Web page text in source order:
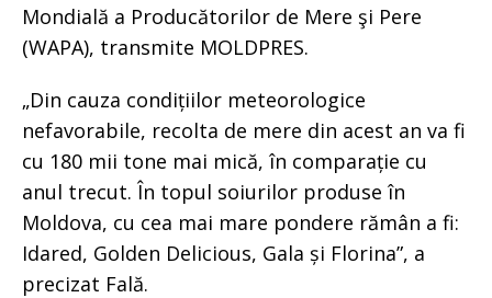
Mondială a Producătorilor de Mere şi Pere
(WAPA), transmite MOLDPRES.
„Din cauza condițiilor meteorologice
nefavorabile, recolta de mere din acest an va fi
cu 180 mii tone mai mică, în comparație cu
anul trecut. În topul soiurilor produse în
Moldova, cu cea mai mare pondere rămân a fi:
Idared, Golden Delicious, Gala și Florina”, a
precizat Fală.